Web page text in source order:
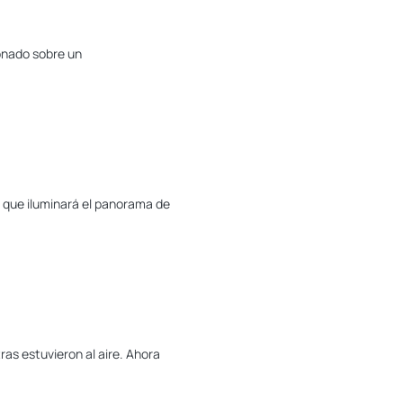
sobre un
iluminará el panorama de
estuvieron al aire. Ahora